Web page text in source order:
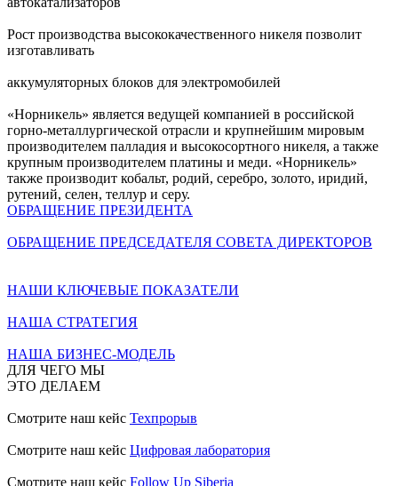
Рост производства высококачественного никеля позволит
изготавливать
аккумуляторных блоков для электромобилей
«Норникель» является ведущей компанией в российской
горно-металлургической отрасли и крупнейшим мировым
производителем палладия и высокосортного никеля, а также
крупным производителем платины и меди. «Норникель»
также производит кобальт, родий, серебро, золото, иридий,
рутений, селен, теллур и серу.
ОБРАЩЕНИЕ ПРЕЗИДЕНТА
ОБРАЩЕНИЕ ПРЕДСЕДАТЕЛЯ СОВЕТА ДИРЕКТОРОВ
НАШИ КЛЮЧЕВЫЕ ПОКАЗАТЕЛИ
НАША СТРАТЕГИЯ
НАША БИЗНЕС-МОДЕЛЬ
ДЛЯ ЧЕГО МЫ
ЭТО ДЕЛАЕМ
Смотрите наш кейс Техпрорыв
Смотрите наш кейс Цифровая лаборатория
Смотрите наш кейс Follow Up Siberia